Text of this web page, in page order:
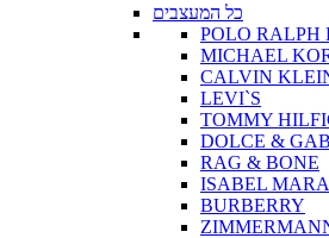
כל המעצבים
POLO RALPH
MICHAEL
CALVIN
LEVI`S
TOMMY
DOLCE &
RAG & BONE
ISABEL
BURBERRY